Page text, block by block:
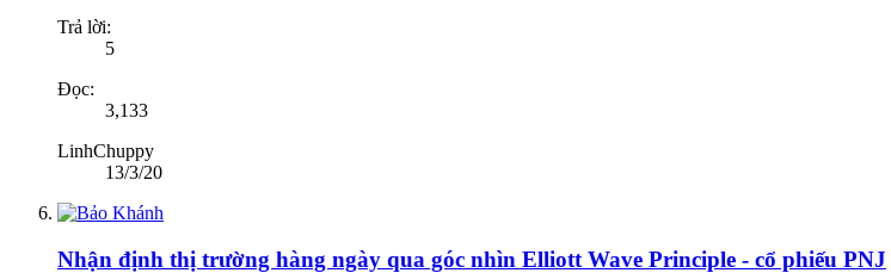
Trả lời:
5
Đọc:
3,133
LinhChuppy
13/3/20
Nhận định thị trường hàng ngày qua góc nhìn Elliott Wave Principle - cổ phiếu PNJ